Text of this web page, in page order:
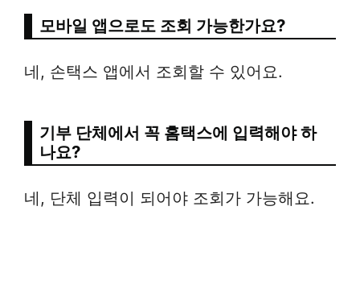
모바일 앱으로도 조회 가능한가요?
네, 손택스 앱에서 조회할 수 있어요.
기부 단체에서 꼭 홈택스에 입력해야 하
나요?
네, 단체 입력이 되어야 조회가 가능해요.